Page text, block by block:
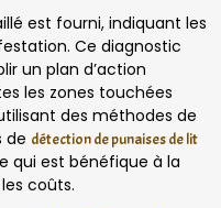
est fourni, indiquant les
Ce diagnostic
un plan d’action
les zones touchées
des méthodes de
de détection de punaises de lit
qui est bénéfique à la
coûts.